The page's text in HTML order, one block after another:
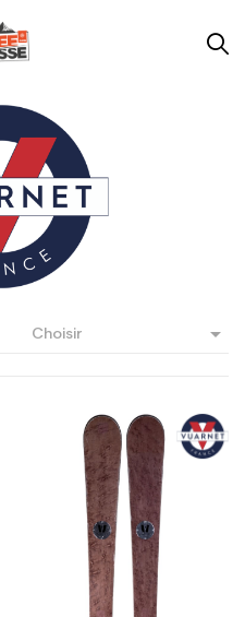
Choisir 